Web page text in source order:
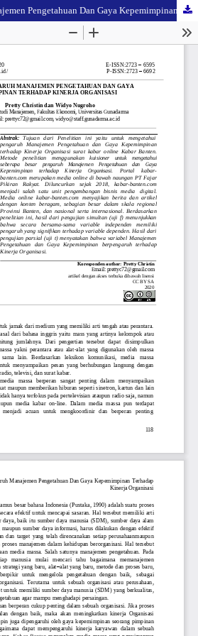
Analisis Pengaruh Manajemen Pengetahuan Dan Gaya Kepemimpinan Terhadap Kinerja Organisasi (Studi Empiris Pada Surat Kabar Online Kabar-Banten.Com)